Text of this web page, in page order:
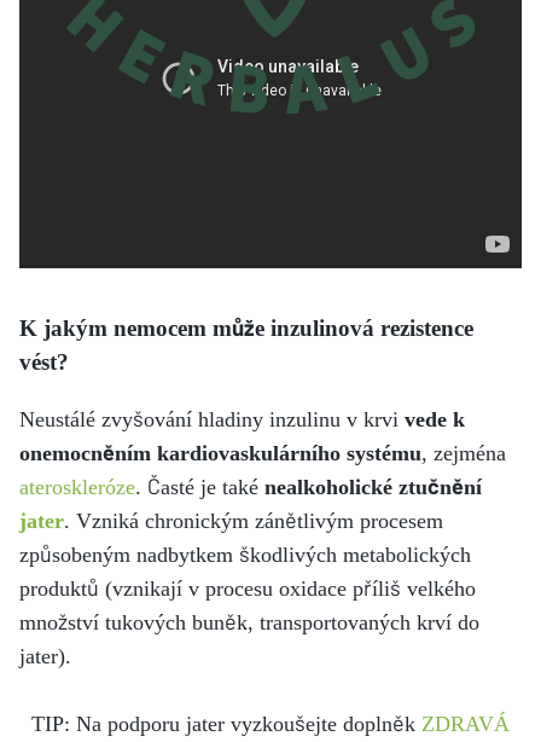
K jakým nemocem může inzulinová rezistence
vést?
Neustálé zvyšování hladiny inzulinu v krvi vede k
onemocněním kardiovaskulárního systému, zejména
ateroskleróze. Časté je také nealkoholické ztučnění
jater. Vzniká chronickým zánětlivým procesem
způsobeným nadbytkem škodlivých metabolických
produktů (vznikají v procesu oxidace příliš velkého
množství tukových buněk, transportovaných krví do
jater).
TIP: Na podporu jater vyzkoušejte doplněk ZDRAVÁ